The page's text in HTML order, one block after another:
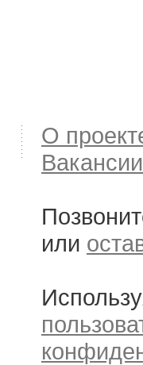
О
Вакансии
или